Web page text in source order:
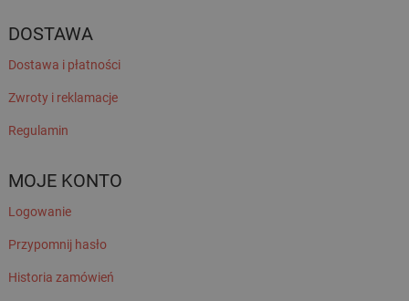
DOSTAWA
Dostawa i płatności
Zwroty i reklamacje
Regulamin
MOJE KONTO
Logowanie
Przypomnij hasło
Historia zamówień